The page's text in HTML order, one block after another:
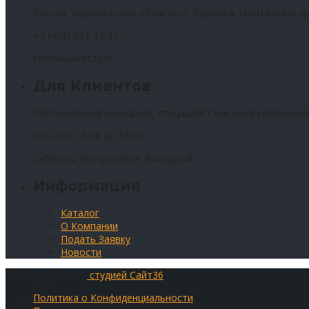
Каталог
О Компании
Подать Заявку
Новости
студией Сайт36
Политика о Конфиденциальности